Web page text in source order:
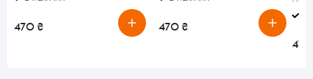
470 ₴ 470 ₴